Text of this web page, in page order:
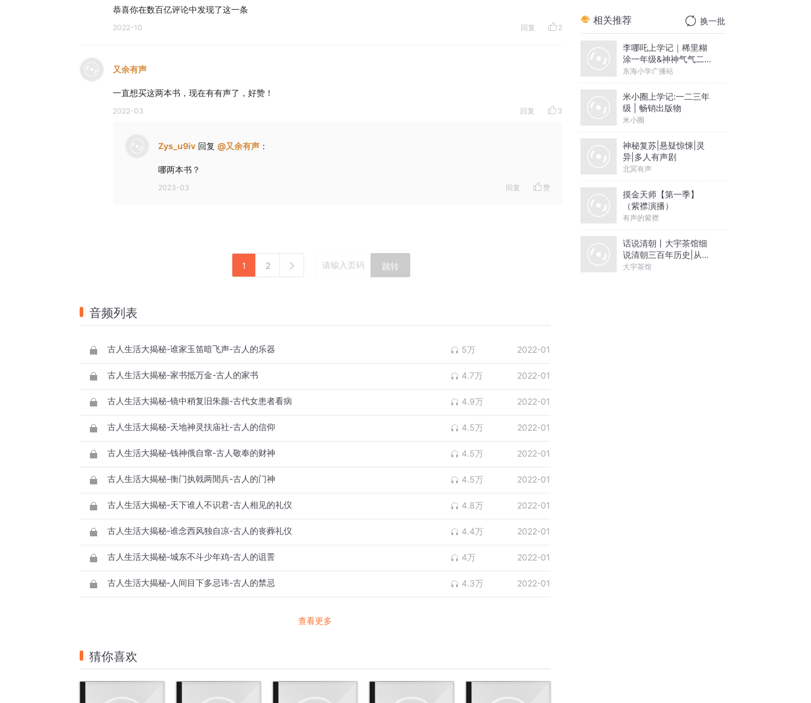
恭喜你在数百亿评论中发现了这一条
2022-10 回复 2
又余有声
一直想买这两本书，现在有有声了，好赞！
2022-03 回复 3
Zys_u9iv 回复 @又余有声 ：
哪两本书？
2023-03 回复 赞
1 2 跳转
音频列表
古人生活大揭秘-谁家玉笛暗飞声-古人的乐器 5万 2022-01
古人生活大揭秘-家书抵万金-古人的家书 4.7万 2022-01
古人生活大揭秘-镜中稍复旧朱颜-古代女患者看病 4.9万 2022-01
古人生活大揭秘-天地神灵扶庙社-古人的信仰 4.5万 2022-01
古人生活大揭秘-钱神俄自窜-古人敬奉的财神 4.5万 2022-01
古人生活大揭秘-衡门执戟两閒兵-古人的门神 4.5万 2022-01
古人生活大揭秘-天下谁人不识君-古人相见的礼仪 4.8万 2022-01
古人生活大揭秘-谁念西风独自凉-古人的丧葬礼仪 4.4万 2022-01
古人生活大揭秘-城东不斗少年鸡-古人的诅詈 4万 2022-01
古人生活大揭秘-人间目下多忌讳-古人的禁忌 4.3万 2022-01
查看更多
猜你喜欢
相关推荐 换一批
李哪吒上学记｜稀里糊
涂一年级&神神气气二年
级
东海小学广播站
米小圈上学记:一二三年
级 | 畅销出版物
米小圈
神秘复苏|悬疑惊悚|灵
异|多人有声剧
北冥有声
摸金天师【第一季】
（紫襟演播）
有声的紫襟
话说清朝丨大宇茶馆细
说清朝三百年历史|从努
尔哈赤到末代皇帝溥仪|
大宇茶馆